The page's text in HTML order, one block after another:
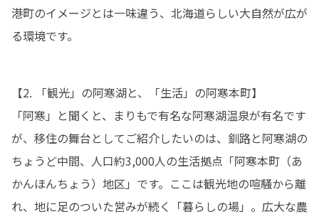
港町のイメージとは一味違う、北海道らしい大自然が広が
る環境です。
【2. 「観光」の阿寒湖と、「生活」の阿寒本町】
「阿寒」と聞くと、まりもで有名な阿寒湖温泉が有名です
が、移住の舞台としてご紹介したいのは、釧路と阿寒湖の
ちょうど中間、人口約3,000人の生活拠点「阿寒本町（あ
かんほんちょう）地区」です。ここは観光地の喧騒から離
れ、地に足のついた営みが続く「暮らしの場」。広大な農